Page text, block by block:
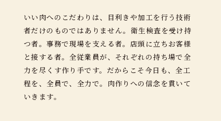
いい肉へのこだわりは、目利きや加工を行う技術
者だけのものではありません。衛生検査を受け持
つ者。事務で現場を支える者。店頭に立ちお客様
と接する者。全従業員が、それぞれの持ち場で全
力を尽くす作り手です。だからこそ今日も、全工
程を、全員で、全力で。肉作りへの信念を貫いて
いきます。